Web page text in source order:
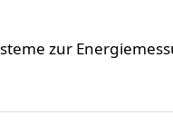
zur